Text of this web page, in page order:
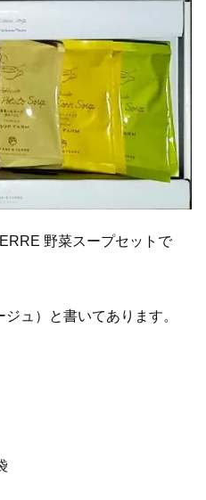
野菜スープセットで
ュ）と書いてあります。